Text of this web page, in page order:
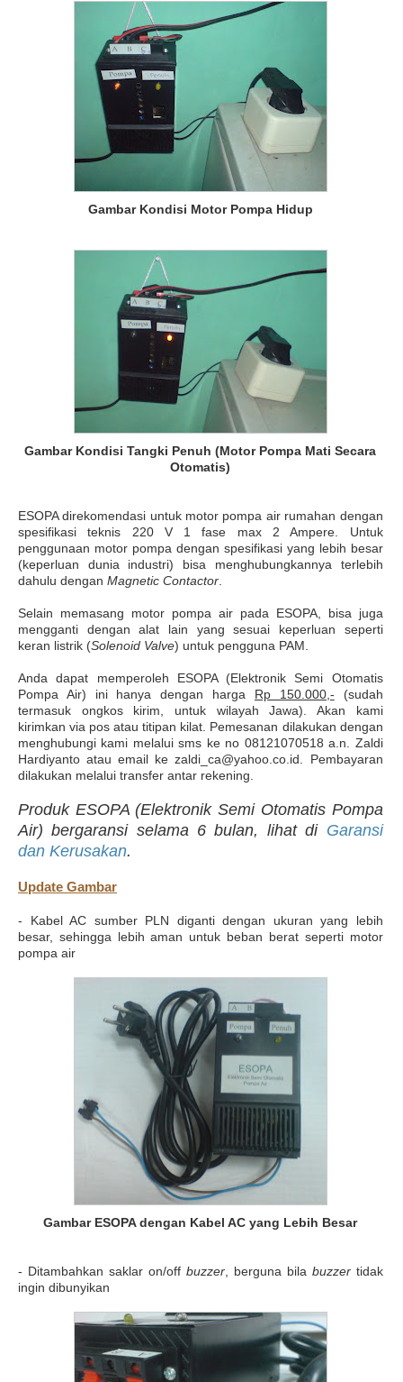
Gambar Kondisi Motor Pompa Hidup
Gambar Kondisi Tangki Penuh (Motor Pompa Mati Secara
Otomatis)
ESOPA direkomendasi untuk motor pompa air rumahan dengan
spesifikasi teknis 220 V 1 fase max 2 Ampere. Untuk
penggunaan motor pompa dengan spesifikasi yang lebih besar
(keperluan dunia industri) bisa menghubungkannya terlebih
dahulu dengan Magnetic Contactor
Selain memasang motor pompa air pada ESOPA, bisa juga
mengganti dengan alat lain yang sesuai keperluan seperti
keran listrik (Solenoid Valve) untuk pengguna PAM.
Anda dapat memperoleh ESOPA (Elektronik Semi Otomatis
Pompa Air) ini hanya dengan harga Rp 150.000,- (sudah
termasuk ongkos kirim, untuk wilayah Jawa). Akan kami
kirimkan via pos atau titipan kilat. Pemesanan dilakukan dengan
menghubungi kami melalui sms ke no 08121070518 a.n. Zaldi
Hardiyanto atau email ke zaldi_ca@yahoo.co.id. Pembayaran
dilakukan melalui transfer antar rekening.
Produk ESOPA (Elektronik Semi Otomatis Pompa
Air) bergaransi selama 6 bulan, lihat di Garansi
dan Kerusakan.
Update Gambar
- Kabel AC sumber PLN diganti dengan ukuran yang lebih
besar, sehingga lebih aman untuk beban berat seperti motor
pompa air
Gambar ESOPA dengan Kabel AC yang Lebih Besar
- Ditambahkan saklar on/off buzzer, berguna bila buzzertidak
ingin dibunyikan